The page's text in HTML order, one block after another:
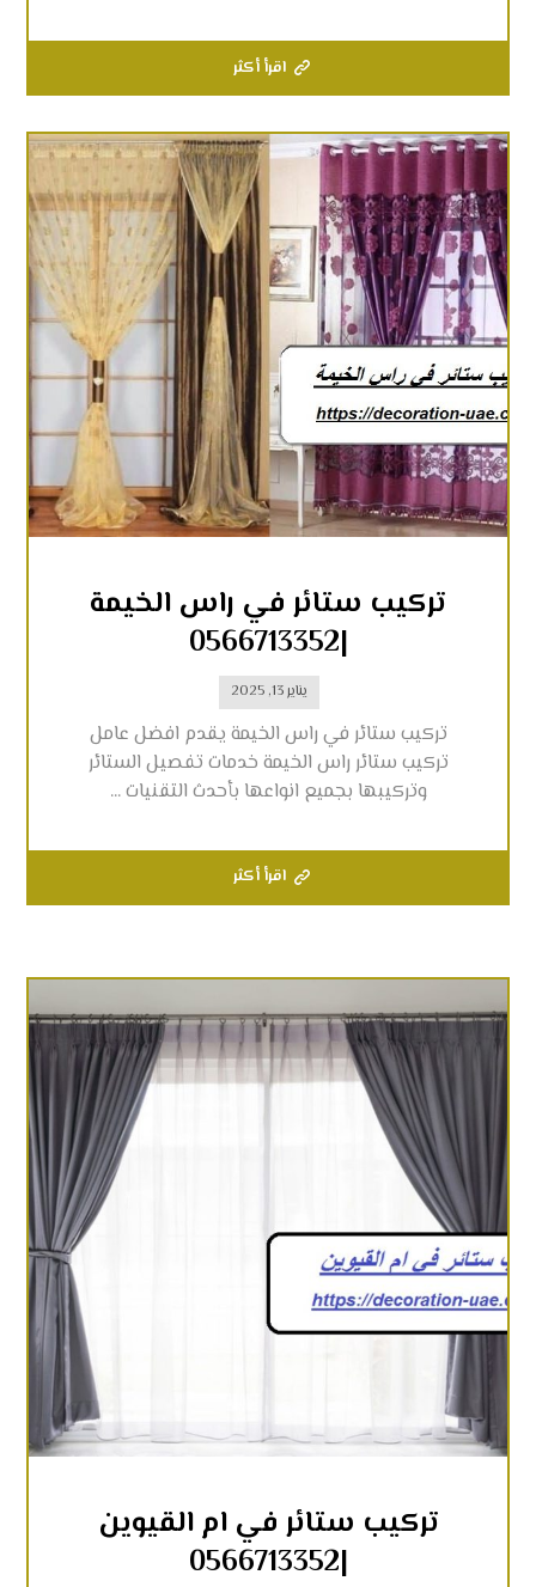
اقرأ أكثر
تركيب ستائر في راس الخيمة
|0566713352
يناير 13, 2025
تركيب ستائر في راس الخيمة يقدم افضل عامل
تركيب ستائر راس الخيمة خدمات تفصيل الستائر
وتركيبها بجميع انواعها بأحدث التقنيات ...
اقرأ أكثر
تركيب ستائر في ام القيوين
|0566713352